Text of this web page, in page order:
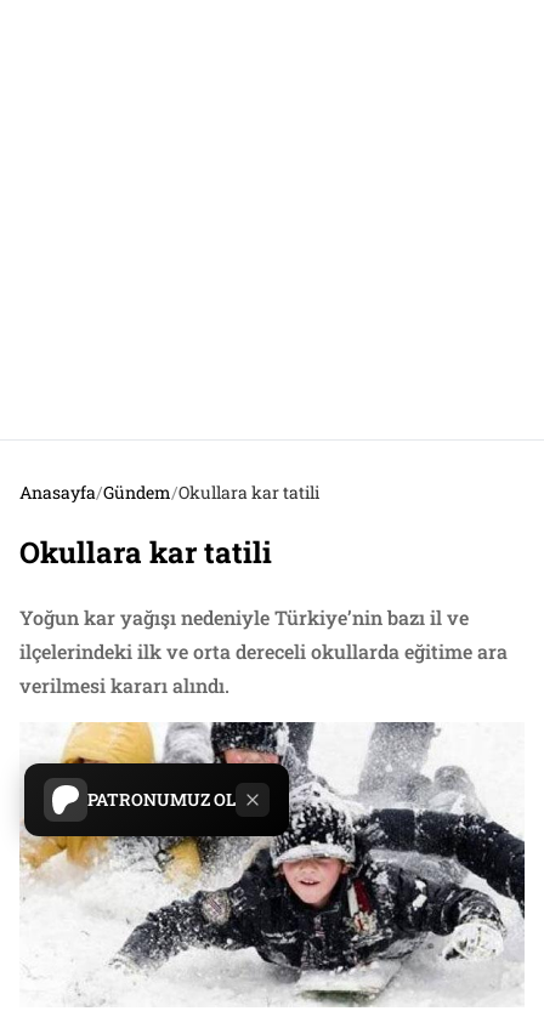
PATRONUMUZ OL
Anasayfa/Gündem/Okullara kar tatili
Okullara kar tatili
Yoğun kar yağışı nedeniyle Türkiye’nin bazı il ve
ilçelerindeki ilk ve orta dereceli okullarda eğitime ara
verilmesi kararı alındı.